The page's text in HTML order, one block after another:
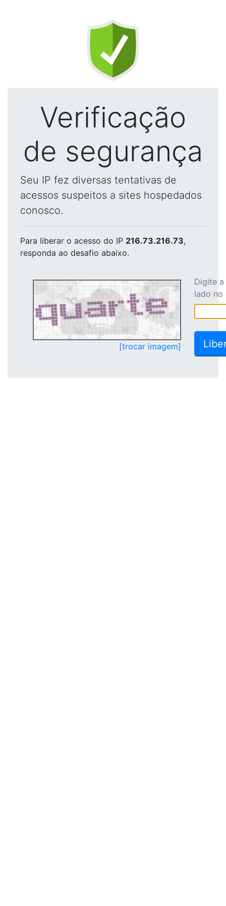
Verificação
de segurança
Seu IP fez diversas tentativas de
acessos suspeitos a sites hospedados
conosco.
Para liberar o acesso do IP 216.73.216.73,
responda ao desafio abaixo.
[trocar imagem]
Digite
lado no